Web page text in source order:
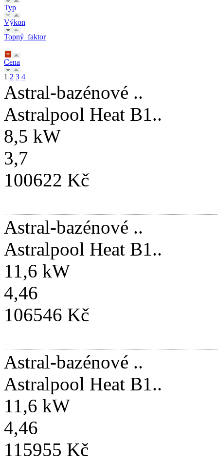
Typ
Výkon
Topný_faktor
Cena
1 2 3 4
Astral-bazénové ..
Astralpool Heat B1..
8,5 kW
3,7
100622 Kč
Astral-bazénové ..
Astralpool Heat B1..
11,6 kW
4,46
106546 Kč
Astral-bazénové ..
Astralpool Heat B1..
11,6 kW
4,46
115955 Kč